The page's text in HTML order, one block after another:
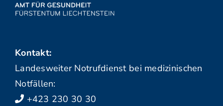
Kontakt:
Landesweiter Notrufdienst bei medizinischen
Notfällen:
+423 230 30 30